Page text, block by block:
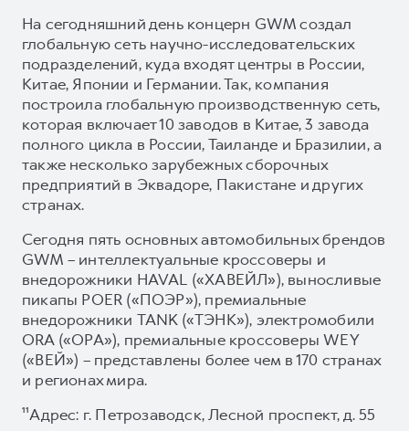
На сегодняшний день концерн GWM создал
глобальную сеть научно-исследовательских
подразделений, куда входят центры в России,
Китае, Японии и Германии. Так, компания
построила глобальную производственную сеть,
которая включает 10 заводов в Китае, 3 завода
полного цикла в России, Таиланде и Бразилии, а
также несколько зарубежных сборочных
предприятий в Эквадоре, Пакистане и других
странах.
Сегодня пять основных автомобильных брендов
GWM – интеллектуальные кроссоверы и
внедорожники HAVAL («ХАВЕЙЛ»), выносливые
пикапы POER («ПОЭР»), премиальные
внедорожники TANK («ТЭНК»), электромобили
ORA («ОРА»), премиальные кроссоверы WEY
(«ВЕЙ») – представлены более чем в 170 странах
и регионах мира.
¹¹Адрес: г. Петрозаводск, Лесной проспект, д. 55